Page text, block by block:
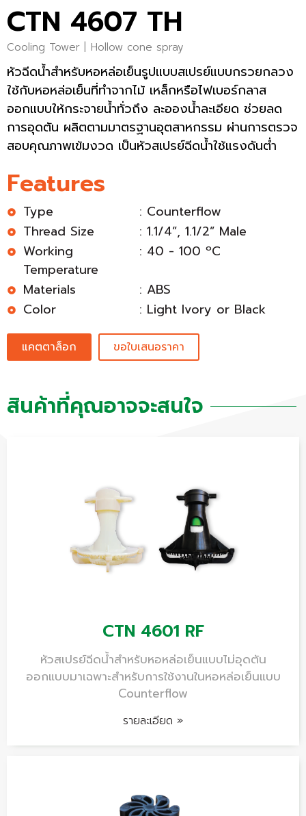
CTN 4607 TH
Cooling Tower | Hollow cone spray
หัวฉีดน้ำสำหรับหอหล่อเย็นรูปแบบสเปรย์แบบกรวยกลวง
ใช้กับหอหล่อเย็นที่ทำจากไม้ เหล็กหรือไฟเบอร์กลาส
ออกแบบให้กระจายน้ำทั่วถึง ละอองน้ำละเอียด ช่วยลด
การอุดตัน ผลิตตามมาตรฐานอุตสาหกรรม ผ่านการตรวจ
สอบคุณภาพเข้มงวด เป็นหัวสเปรย์ฉีดน้ำใช้แรงดันต่ำ
Features
Type
: Counterflow
Thread Size
: 1.1/4”, 1.1/2” Male
Working
Temperature
: 40 - 100 ºC
Materials
: ABS
Color
: Light Ivory or Black
แคตตาล็อก ขอใบเสนอราคา
สินค้าที่คุณอาจจะสนใจ
CTN 4601 RF
หัวสเปรย์ฉีดน้ำสำหรับหอหล่อเย็นแบบไม่อุดตัน
ออกแบบมาเฉพาะสำหรับการใช้งานในหอหล่อเย็นแบบ
Counterflow
รายละเอียด »